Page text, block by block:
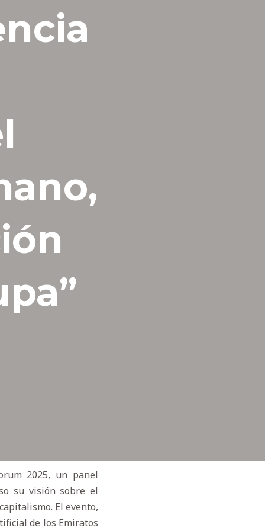
2025, un panel
su visión sobre el
El evento,
de los Emiratos